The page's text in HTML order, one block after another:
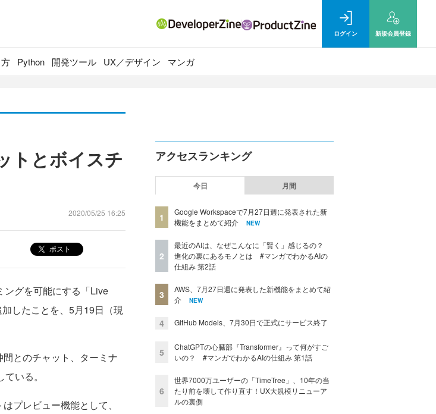
ログイン 新規会員登録
Python 開発ツール UX／デザイン マンガ
トとボイスチ
2020/05/25 16:25
ポスト
グを可能にする「Live
したことを、5月19日（現
とのチャット、ターミナ
いる。
プレビュー機能として、
アクセスランキング
今日 月間
1
Google Workspaceで7月27日週に発表された新
機能をまとめて紹介
NEW
2
最近のAIは、なぜこんなに「賢く」感じるの？
進化の裏にあるモノとは #マンガでわかるAIの
仕組み 第2話
3
AWS、7月27日週に発表した新機能をまとめて紹
介
NEW
4 GitHub Models、7月30日で正式にサービス終了
5
ChatGPTの心臓部『Transformer』って何がすご
いの？ #マンガでわかるAIの仕組み 第1話
6
世界7000万ユーザーの「TimeTree」、10年の当
たり前を壊して作り直す！UX大規模リニューア
ルの裏側